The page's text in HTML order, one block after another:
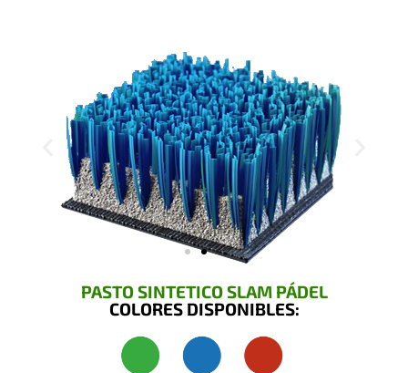
PASTO SINTETICO SLAM PÁDEL
COLORES DISPONIBLES: